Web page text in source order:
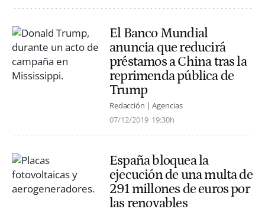
El Banco Mundial
anuncia que reducirá
préstamos a China tras la
reprimenda pública de
Trump
Redacción | Agencias
07/12/2019 19:30h
España bloquea la
ejecución de una multa de
291 millones de euros por
las renovables